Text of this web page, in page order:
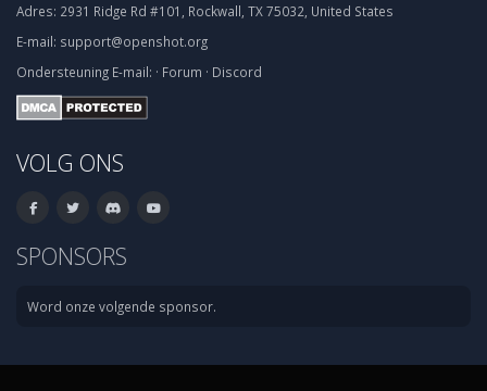
Adres: 2931 Ridge Rd #101, Rockwall, TX 75032, United States
E-mail: support@openshot.org
Ondersteuning E-mail: · Forum · Discord
VOLG ONS
SPONSORS
Word onze volgende sponsor.